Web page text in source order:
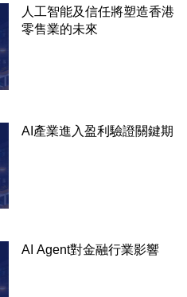
人工智能及信任將塑造香港
零售業的未來
AI產業進入盈利驗證關鍵期
AI Agent對金融行業影響